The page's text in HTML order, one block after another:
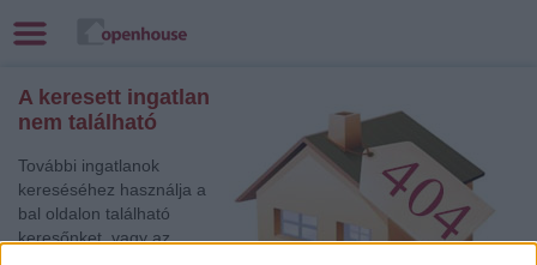
A keresett ingatlan
nem található
További ingatlanok
kereséséhez használja a
bal oldalon található
keresőnket, vagy az